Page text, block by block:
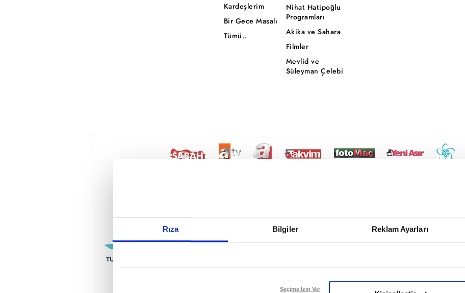
Rıza Bilgiler Reklam Ayarları
Reddet
Seçime İzin Ver
Kardeşlerim
Bir Gece Masalı
Tümü..
Nihat Hatipoğlu
Programları
Akika ve Sahara
Filmler
Mevlid ve
Süleyman Çelebi